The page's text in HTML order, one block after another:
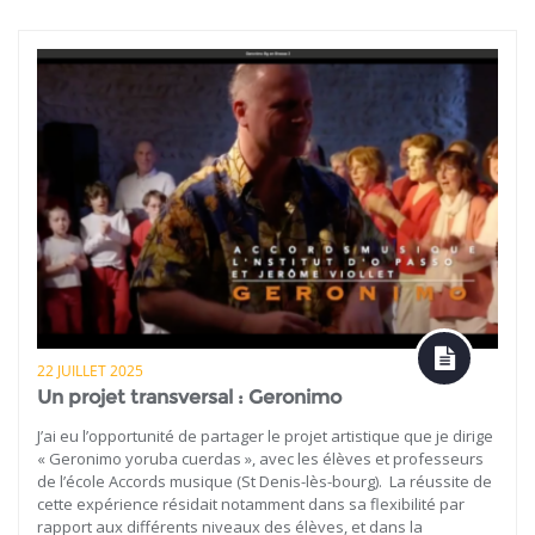
22 JUILLET 2025
Un projet transversal : Geronimo
J’ai eu l’opportunité de partager le projet artistique que je dirige
« Geronimo yoruba cuerdas », avec les élèves et professeurs
de l’école Accords musique (St Denis-lès-bourg). La réussite de
cette expérience résidait notamment dans sa flexibilité par
rapport aux différents niveaux des élèves, et dans la